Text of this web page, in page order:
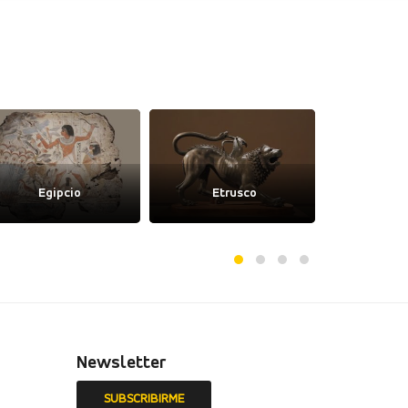
Egipcio Etrusco
Newsletter